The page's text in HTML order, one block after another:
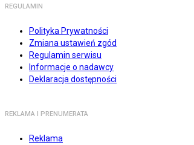
REGULAMIN
Polityka Prywatności
Zmiana ustawień zgód
Regulamin serwisu
Informacje o nadawcy
Deklaracja dostępności
REKLAMA I PRENUMERATA
Reklama